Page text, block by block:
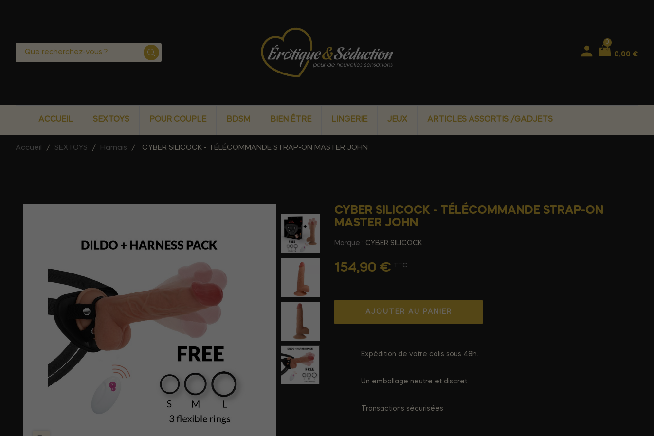
0
0,00 €
ACCUEIL SEXTOYS POUR COUPLE BDSM BIEN ÊTRE LINGERIE JEUX ARTICLES ASSORTIS /GADJETS
Accueil SEXTOYS Harnais CYBER SILICOCK - TÉLÉCOMMANDE STRAP-ON MASTER JOHN
CYBER SILICOCK - TÉLÉCOMMANDE STRAP-ON
MASTER JOHN
Marque : CYBER SILICOCK
154,90 € TTC
AJOUTER AU PANIER
Expédition de votre colis sous 48h.
Un emballage neutre et discret.
Transactions sécurisées